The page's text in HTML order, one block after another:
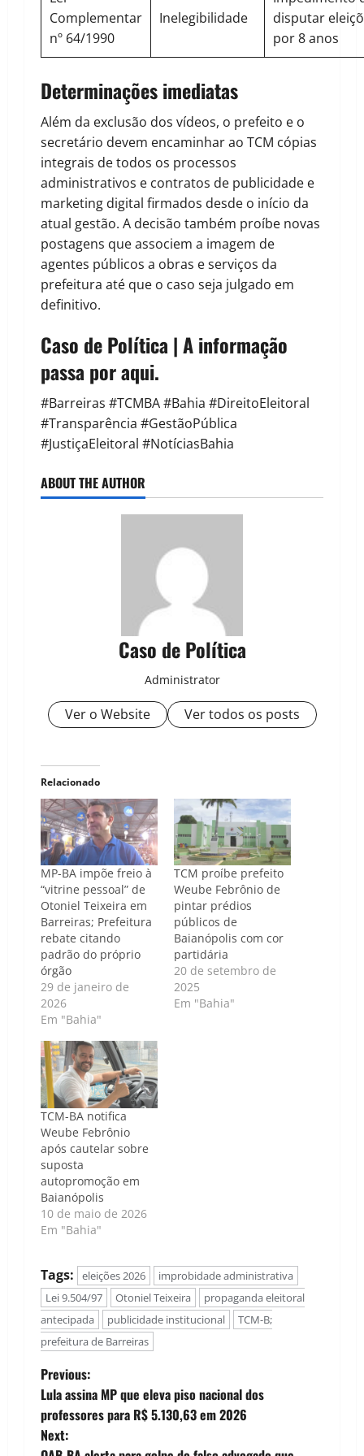
Complementar
nº 64/1990
Inelegibilidade
disputar
por 8 anos
Determinações imediatas
Além da exclusão dos vídeos, o prefeito e o
secretário devem encaminhar ao TCM cópias
integrais de todos os processos
administrativos e contratos de publicidade e
marketing digital firmados desde o início da
atual gestão. A decisão também proíbe novas
postagens que associem a imagem de
agentes públicos a obras e serviços da
prefeitura até que o caso seja julgado em
definitivo.
Caso de Política | A informação
passa por aqui.
#Barreiras #TCMBA #Bahia #DireitoEleitoral
#Transparência #GestãoPública
#JustiçaEleitoral #NotíciasBahia
ABOUT THE AUTHOR
Caso de Política
Administrator
Ver o Website Ver todos os posts
Relacionado
MP-BA impõe freio à
“vitrine pessoal” de
Otoniel Teixeira em
Barreiras; Prefeitura
rebate citando
padrão do próprio
órgão
29 de janeiro de
2026
Em "Bahia"
TCM proíbe prefeito
Weube Febrônio de
pintar prédios
públicos de
Baianópolis com cor
partidária
20 de setembro de
2025
Em "Bahia"
TCM-BA notifica
Weube Febrônio
após cautelar sobre
suposta
autopromoção em
Baianópolis
10 de maio de 2026
Em "Bahia"
Tags: eleições 2026
improbidade administrativa
Lei 9.504/97
Otoniel Teixeira
propaganda eleitoral
antecipada
publicidade institucional
TCM-B;
prefeitura de Barreiras
P
o
s
Previous:
Lula assina MP que eleva piso nacional dos
professores para R$ 5.130,63 em 2026
Next: